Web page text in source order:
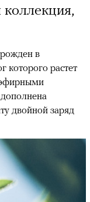
в
которого растет
эфирными
двойной заряд